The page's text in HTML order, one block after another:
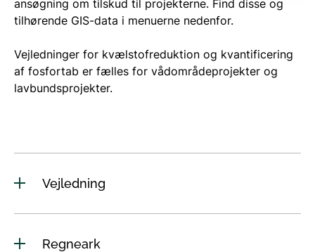
ansøgning om tilskud til projekterne. Find disse og
tilhørende GIS-data i menuerne nedenfor.
Vejledninger for kvælstofreduktion og kvantificering
af fosfortab er fælles for vådområdeprojekter og
lavbundsprojekter.
Vejledning
Regneark